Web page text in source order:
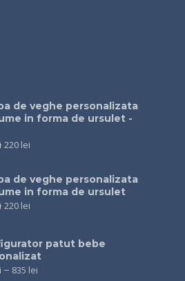
de veghe personalizata
in forma de ursulet -
220 lei
de veghe personalizata
in forma de ursulet
220 lei
patut bebe
– 835 lei